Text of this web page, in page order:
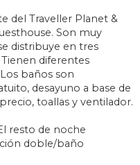
del Traveller Planet &
Son muy
distribuye en tres
diferentes
baños son
desayuno a base de
toallas y ventilador.
resto de noche
doble/baño